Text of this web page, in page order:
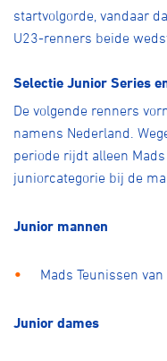
startvolgorde, vandaar
U23-renners beide
Selectie Junior Series
De volgende renners
namens Nederland.
periode rijdt alleen
juniorcategorie bij de
Junior mannen
Mads Teunissen van
Junior dames